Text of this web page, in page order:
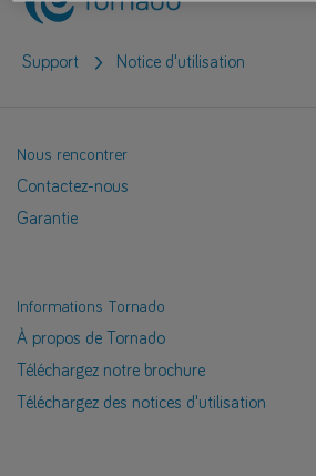
Support Notice d'utilisation
Nous rencontrer
Contactez-nous
Garantie
Informations Tornado
À propos de Tornado
Téléchargez notre brochure
Téléchargez des notices d'utilisation